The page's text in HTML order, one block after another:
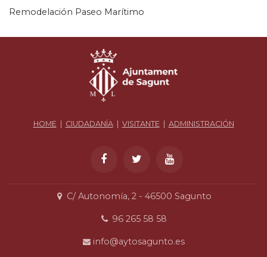
Remodelación Paseo Marítimo
HOME CIUDADANÍA| VISITANTE ADMINISTRACIÓN
C/ Autonomía, 2 - 46500 Sagunto
96 265 58 58
info@aytosagunto.es